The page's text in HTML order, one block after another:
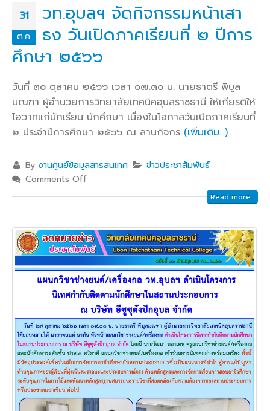
31
ต.ค.
วท.อุบลฯ จัดกิจกรรมหน้าเสา
ธง วันเปิดภาคเรียนที่ ๒ ปีการ
ศึกษา ๒๕๖๖
วันที่ ๓๐ ตุลาคม ๒๕๖๖ เวลา ๐๗.๓๐ น. นายธาตรี พิบูล
มณฑา ผู้อำนวยการวิทยาลัยเทคนิคอุบลราชธานี ให้เกียรติให้
โอวาทแก่นักเรียน นักศึกษา เนื่องในโอกาสวันเปิดภาคเรียนที่
๒ ประจำปีการศึกษา ๒๕๖๖ ณ ลานกิจกร (เพิ่มเติม…)
Byงานศูนย์ข้อมูลสารสนเทศ
ข่าวประชาสัมพันธ์
Comments Off
Read more...